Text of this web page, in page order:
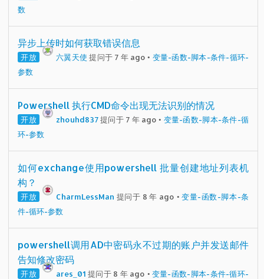
数
异步上传时如何获取错误信息
开放 六翼天使 提问于 7 年 ago • 变量-函数-脚本-条件-循环-
参数
Powershell 执行CMD命令出现无法识别的情况
开放 zhouhd837提问于 7 年 ago • 变量-函数-脚本-条件-循
环-参数
如何exchange使用powershell 批量创建地址列表机
构？
开放 CharmLessMan 提问于 8 年 ago •变量-函数-脚本-条
件-循环-参数
powershell调用AD中密码永不过期的账户并发送邮件
告知修改密码
开放 ares_01 提问于 8 年 ago • 变量-函数-脚本-条件-循环-